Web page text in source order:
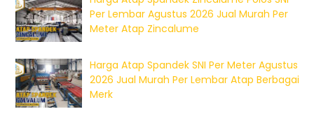
Per Lembar Agustus 2026 Jual Murah Per
Meter Atap Zincalume
Harga Atap Spandek SNI Per Meter Agustus
2026 Jual Murah Per Lembar Atap Berbagai
Merk